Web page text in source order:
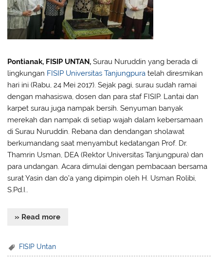
Pontianak, FISIP UNTAN,Surau Nuruddin yang berada di
lingkungan FISIP Universitas Tanjungpura telah diresmikan
hari ini (Rabu, 24 Mei 2017). Sejak pagi, surau sudah ramai
dengan mahasiswa, dosen dan para staf FISIP. Lantai dan
karpet surau juga nampak bersih. Senyuman banyak
merekah dan nampak di setiap wajah dalam kebersamaan
di Surau Nuruddin. Rebana dan dendangan sholawat
berkumandang saat menyambut kedatangan Prof. Dr.
Thamrin Usman, DEA (Rektor Universitas Tanjungpura) dan
para undangan. Acara dimulai dengan pembacaan bersama
surat Yasin dan do’a yang dipimpin oleh H. Usman Rolibi,
S.Pd.I..
» Read more
FISIP Untan